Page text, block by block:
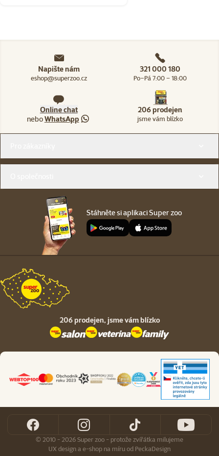
Napište nám
eshop@superzoo.cz
321 000 180
Po–Pá 7:00 – 18:00
Online chat
neboWhatsApp
206 prodejen
jsme vám blízko
Stáhněte si aplikaci Super zoo
206 prodejen, jsme vám blízko
© 2010 - 2026 Super zoo - protože zvířátka milujeme
UX designae-shop na míruod PeckaDesign